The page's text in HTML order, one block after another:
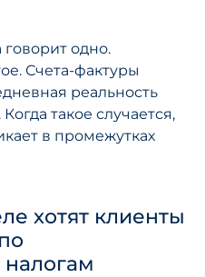
одно.
Счета-фактуры
реальность
такое случается,
в промежутках
хотят клиенты